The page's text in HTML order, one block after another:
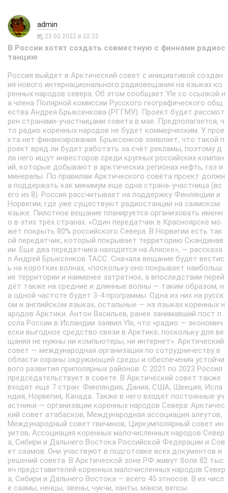
admin
22.02.2022 в 22:22
В России хотят создать совместную с финнами радиос
танцию
Россия выйдет в Арктический совет с инициативой создан
ия нового интернационального радиовещания на языках ко
ренных народов севера. Об этом сообщает Yle со ссылкой н
а члена Полярной комиссии Русского географического общ
ества Андрея Брыксенкова (РГГМУ). Проект будет рассмот
рен странами-участницами совета в мае. Предполагается, ч
то радио коренных народов не будет коммерческим. У прое
кта нет финансирования. Брыксенков заявляет, что такой п
роект вряд ли будет работать за счёт рекламы, поэтому д
ля него ищут инвесторов среди крупных российских компан
ий, которые добывают в арктических регионах нефть, газ и
минералы. По правилам Арктического совета проект должн
а поддержать как минимум еще одна страна-участница (вс
его их 8). Россия рассчитывает на поддержку Финляндии и
Норвегии, где уже существуют радиостанции на саамском
языке. Пилотное вещание планируется организовать именн
о в этих трёх странах. «Один передатчик в Красноярске мо
жет покрыть 80% российского Севера. В Норвегии есть так
ой передатчик, который покрывает территорию Скандинав
ии. Еще два передатчика находятся на Аляске», — рассказа
л Андрей Брыксенков ТАСС. Сначала вещание будет вестис
ь на коротких волнах, «поскольку оно покрывает наибольш
ие территории и наименее затратное, а впоследствии перей
дёт также на средние и длинные волны — таким образом, н
а одной частоте будет 3-4 программы. Одна из них на русск
ом и английском языках, остальные — на языках коренных н
ародов Арктики. Антон Васильев, ранее занимавший пост п
осла России в Исландии заявил Yle, что «радио — экономич
ески выгодное средство связи в Арктике, поскольку для ве
щания не нужны ни компьютеры, ни интернет». Арктический
совет — международная организация по сотрудничеству в
области охраны окружающей среды и обеспечения устойчи
вого развития приполярных районов. С 2021 по 2023 Россия
председательствует в совете. В Арктический совет также
входят ещё 7 стран: Финляндия, Дания, США, Швеция, Исла
ндия, Норвегия, Канада. Также в него входят постоянные уч
астники — организации коренных народов Севера: Арктичес
кий совет атабасков, Международная ассоциация алеутов,
Международный совет гвичинов, Циркумполярный совет ин
уитов, Ассоциация коренных малочисленных народов Север
а, Сибири и Дальнего Востока Российской Федерации и Сов
ет саамов. Они участвуют в подготовке всех документов и
решений совета. В Арктической зоне РФ живут боле 82 тыс
яч представителей коренных малочисленных народов Север
а, Сибири и Дальнего Востока — всего 45 этносов. В их числ
е саамы, ненцы, эвены, чукчи, ханты, манси, вепсы.